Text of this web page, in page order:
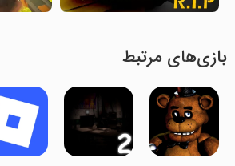
بازی‌های مرتبط